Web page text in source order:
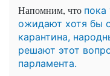
Напомним, что пока
ожидают хотя бы
карантина,
решают этот
парламента.